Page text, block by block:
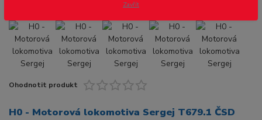
Ohodnotit produkt
H0 - Motorová lokomotiva Sergej T679.1 ČSD
Zavřít